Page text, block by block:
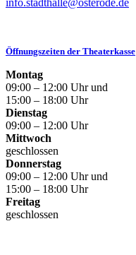
info.stadthalle@osterode.de
Öffnungszeiten der Theaterkasse
Montag
09:00 – 12:00 Uhr und
15:00 – 18:00 Uhr
Dienstag
09:00 – 12:00 Uhr
Mittwoch
geschlossen
Donnerstag
09:00 – 12:00 Uhr und
15:00 – 18:00 Uhr
Freitag
geschlossen